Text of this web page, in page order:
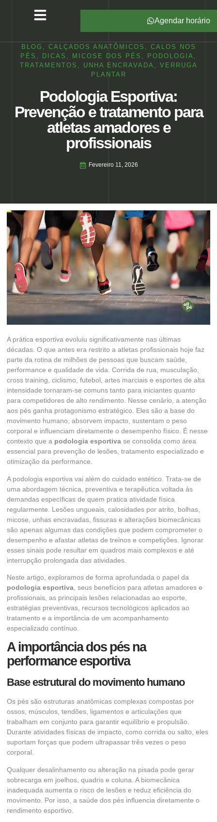
Agendar horário
BLOG , CALÇADOS ANATÔMICOS , CALOS NOS
PÉS , DICAS , MICOSE DOS PÉS , PODOLOGIA ,
TRATAMENTOS , UNHA ENCRAVADA , VERRUGA
PLANTAR
Podologia Esportiva:
Prevenção e tratamento para
atletas amadores e
profissionais
Fevereiro 11, 2026
A prática esportiva evoluiu significativamente nas últimas
décadas. O que antes era restrito a atletas profissionais hoje faz
parte da rotina de milhões de pessoas que buscam saúde,
performance e qualidade de vida. Corrida de rua, musculação,
cross training, ciclismo, futebol, artes marciais e esportes de alta
intensidade tornaram-se comuns tanto para iniciantes quanto
para competidores de alto rendimento. Nesse cenário, a atenção
aos pés ganha protagonismo estratégico. Eles são a base do
movimento humano, absorvem impacto, sustentam o peso
corporal e influenciam diretamente o desempenho físico. É nesse
contexto que a podologia esportiva se consolida como área
essencial para prevenção de lesões, tratamento especializado e
otimização da performance.
A podologia esportiva vai além do cuidado estético. Trata-se de
uma abordagem técnica, preventiva e terapêutica voltada às
demandas específicas de quem pratica atividade física
regularmente. Lesões ungueais, calosidades por atrito, bolhas,
micose, unhas encravadas, fissuras e alterações biomecânicas
são apenas algumas das condições que podem comprometer o
desempenho e afastar atletas de treinos e competições. Ignorar
esses sinais pode resultar em quadros mais complexos e até
interrupção prolongada das atividades.
Neste artigo, exploramos de forma aprofundada o papel da
podologia esportiva , seus benefícios para atletas amadores e
profissionais, as principais lesões relacionadas ao esporte,
estratégias preventivas, recursos tecnológicos aplicados ao
tratamento e a importância de um acompanhamento
especializado contínuo.
A importância dos pés na
performance esportiva
Base estrutural do movimento humano
Os pés são estruturas anatômicas complexas compostas por
ossos, músculos, tendões, ligamentos e articulações que
trabalham em conjunto para garantir equilíbrio e propulsão.
Durante atividades físicas de impacto, como corrida ou salto, eles
suportam forças que podem ultrapassar três vezes o peso
corporal.
Qualquer desalinhamento ou alteração na pisada pode gerar
sobrecarga em joelhos, quadris e coluna. A biomecânica
inadequada aumenta o risco de lesões e reduz eficiência do
movimento. Por isso, a saúde dos pés influencia diretamente o
rendimento esportivo.